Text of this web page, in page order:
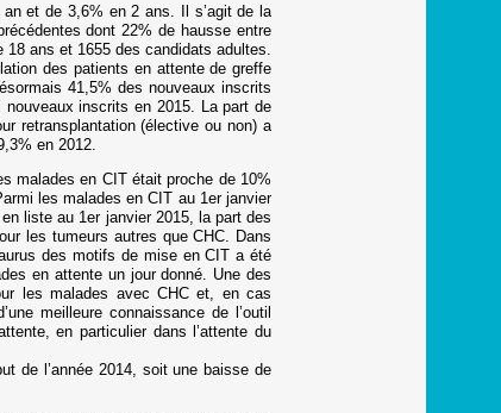
et de 3,6% en 2 ans. Il s’agit de la
dont 22% de hausse entre
ans et 1655 des candidats adultes.
des patients en attente de greffe
41,5% des nouveaux inscrits
inscrits en 2015. La part de
retransplantation (élective ou non) a
en 2012.
malades en CIT était proche de 10%
les malades en CIT au 1er janvier
liste au 1er janvier 2015, la part des
les tumeurs autres que CHC. Dans
des motifs de mise en CIT a été
en attente un jour donné. Une des
les malades avec CHC et, en cas
meilleure connaissance de l’outil
en particulier dans l’attente du
de l’année 2014, soit une baisse de